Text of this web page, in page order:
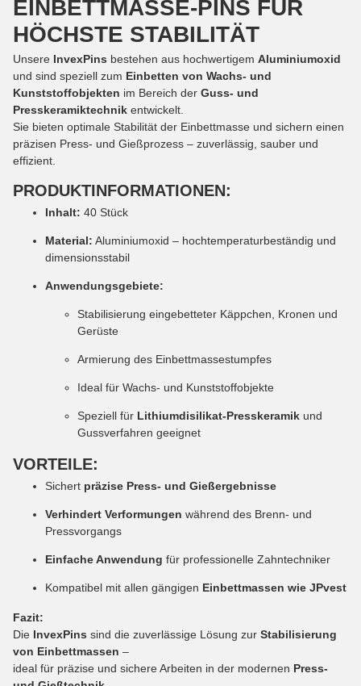
EINBETTMASSE-PINS FÜR
HÖCHSTE STABILITÄT
Unsere InvexPins bestehen aus hochwertigem Aluminiumoxid
und sind speziell zum Einbetten von Wachs- und
Kunststoffobjekten im Bereich der Guss- und
Presskeramiktechnik entwickelt.
Sie bieten optimale Stabilität der Einbettmasse und sichern einen
präzisen Press- und Gießprozess – zuverlässig, sauber und
effizient.
PRODUKTINFORMATIONEN:
Inhalt: 40 Stück
Material: Aluminiumoxid – hochtemperaturbeständig und
dimensionsstabil
Anwendungsgebiete:
Stabilisierung eingebetteter Käppchen, Kronen und
Gerüste
Armierung des Einbettmassestumpfes
Ideal für Wachs- und Kunststoffobjekte
Speziell für Lithiumdisilikat-Presskeramik und
Gussverfahren geeignet
VORTEILE:
Sichert präzise Press- und Gießergebnisse
Verhindert Verformungen während des Brenn- und
Pressvorgangs
Einfache Anwendung für professionelle Zahntechniker
Kompatibel mit allen gängigen Einbettmassen wie JPvest
Fazit:
Die InvexPins sind die zuverlässige Lösung zur Stabilisierung
von Einbettmassen –
ideal für präzise und sichere Arbeiten in der modernen Press-